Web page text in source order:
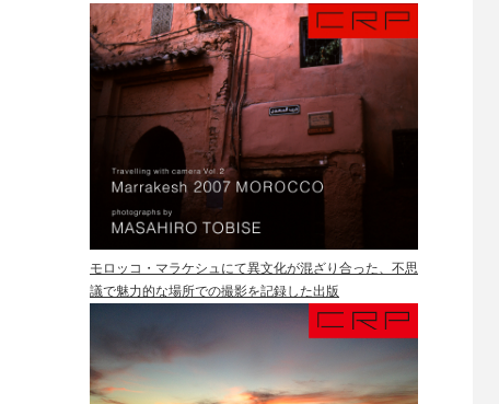
モロッコ・マラケシュにて異文化が混ざり合った、不思
議で魅力的な場所での撮影を記録した出版